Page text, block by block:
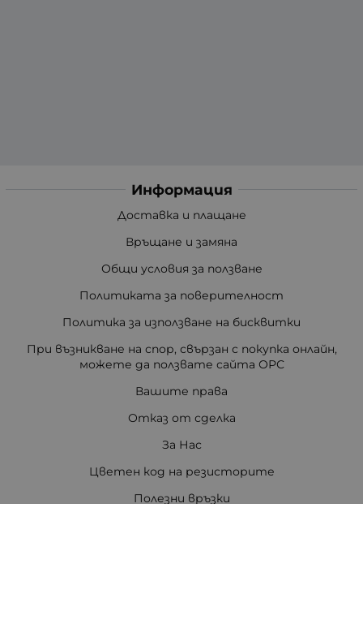
Информация
Доставка и плащане
Връщане и замяна
Общи условия за ползване
Политиката за поверителност
Политика за използване на бисквитки
При възникване на спор, свързан с покупка онлайн,
можете да ползвате сайта ОРС
Вашите права
Отказ от сделка
За Нас
Цветен код на резисторите
Полезни връзки